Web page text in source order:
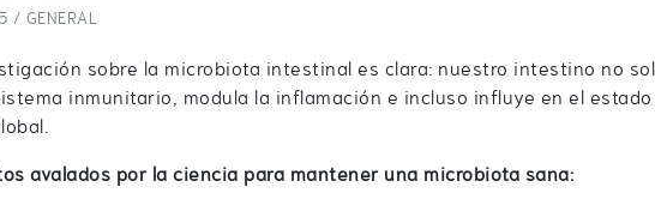
/ GENERAL
sobre la microbiota intestinal es clara: nuestro intestino no
inmunitario, modula la inflamación e incluso influye en el
avalados por la ciencia para mantener una microbiota sana: